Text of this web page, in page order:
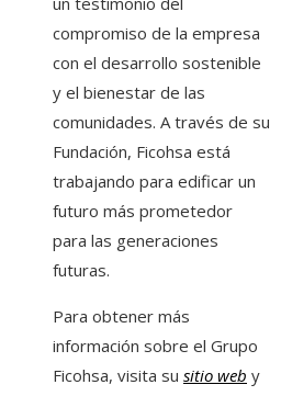
compromiso de la empresa
con el desarrollo sostenible
y el bienestar de las
comunidades. A través de su
Fundación, Ficohsa está
trabajando para edificar un
futuro más prometedor
para las generaciones
futuras.
Para obtener más
información sobre el Grupo
Ficohsa, visita su sitio web y